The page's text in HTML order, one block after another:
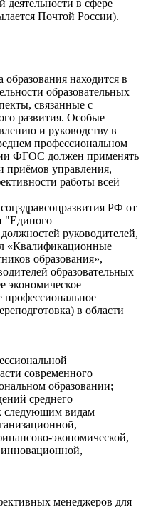
деятельности в сфере
Почтой России).
образования находится в
образовательных
связанные с
развития. Особые
и руководству в
профессиональном
ФГОС должен применять
приёмов управления,
работы всей
РФ от
"Единого
руководителей,
«Квалификационные
образования»,
образовательных
экономическое
профессиональное
в области
современного
образовании;
среднего
следующим видам
экономической,
инновационной,
менеджеров для